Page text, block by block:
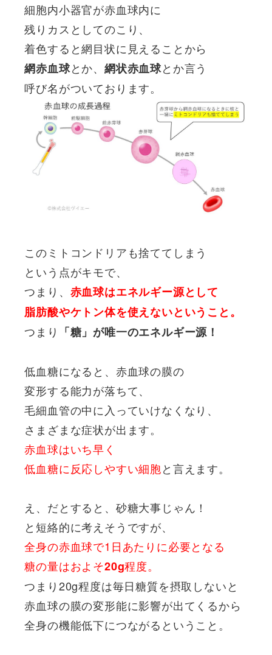
細胞内小器官が赤血球内に
残りカスとしてのこり、
着色すると網目状に見えることから
網赤血球とか、 網状赤血球とか言う
呼び名がついております。
このミトコンドリアも捨ててしまう
という点がキモで、
つまり、 赤血球はエネルギー源として
脂肪酸やケトン体を使えないということ。
つまり 「糖」が唯一のエネルギー源！
低血糖になると、赤血球の膜の
変形する能力が落ちて、
毛細血管の中に入っていけなくなり、
さまざまな症状が出ます。
赤血球はいち早く
低血糖に反応しやすい細胞と言えます。
え、だとすると、砂糖大事じゃん！
と短絡的に考えそうですが、
全身の赤血球で1日あたりに必要となる
糖の量はおよそ20g程度。
つまり20g程度は毎日糖質を摂取しないと
赤血球の膜の変形能に影響が出てくるから
全身の機能低下につながるということ。